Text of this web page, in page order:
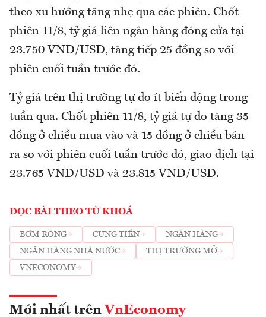
theo xu hướng tăng nhẹ qua các phiên. Chốt
phiên 11/8, tỷ giá liên ngân hàng đóng cửa tại
23.750 VND/USD, tăng tiếp 25 đồng so với
phiên cuối tuần trước đó.
Tỷ giá trên thị trường tự do ít biến động trong
tuần qua. Chốt phiên 11/8, tỷ giá tự do tăng 35
đồng ở chiều mua vào và 15 đồng ở chiều bán
ra so với phiên cuối tuần trước đó, giao dịch tại
23.765 VND/USD và 23.815 VND/USD.
ĐỌC BÀI THEO TỪ KHOÁ
BƠM RÒNG CUNG TIỀN
NGÂN HÀNG
NGÂN HÀNG NHÀ NƯỚC
THỊ TRƯỜNG MỞ
VNECONOMY
Mới nhất trên VnEconomy